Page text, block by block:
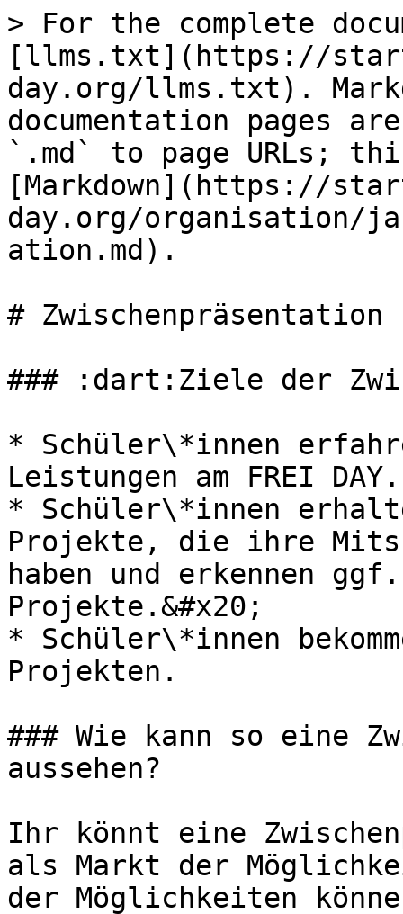
> For the complete
[llms.txt](https://
day.org/llms.txt).
documentation pages
`.md` to page URLs;
[Markdown](https://
day.org/organisation/
ation.md).
# Zwischenpräsentation
### :dart:Ziele der
* Schüler\*innen
Leistungen am FREI DAY.
* Schüler\*innen
Projekte, die ihre
haben und erkennen
Projekte.&#x20;
* Schüler\*innen
Projekten.
### Wie kann so eine
aussehen?
Ihr könnt eine
als Markt der
der Möglichkeiten